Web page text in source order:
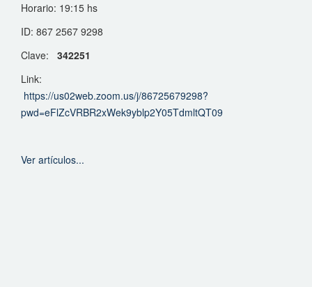
Horario: 19:15 hs
ID: 867 2567 9298
Clave: 342251
Link:
https://us02web.zoom.us/j/86725679298?
pwd=eFlZcVRBR2xWek9yblp2Y05TdmltQT09
Ver artículos...